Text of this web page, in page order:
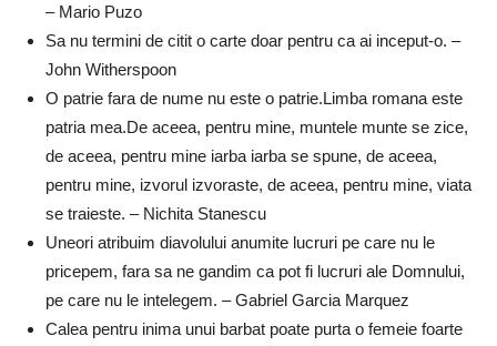
– Mario Puzo
Sa nu termini de citit o carte doar pentru ca ai inceput-o. –
John Witherspoon
O patrie fara de nume nu este o patrie.Limba romana este
patria mea.De aceea, pentru mine, muntele munte se zice,
de aceea, pentru mine iarba iarba se spune, de aceea,
pentru mine, izvorul izvoraste, de aceea, pentru mine, viata
se traieste. – Nichita Stanescu
Uneori atribuim diavolului anumite lucruri pe care nu le
pricepem, fara sa ne gandim ca pot fi lucruri ale Domnului,
pe care nu le intelegem. – Gabriel Garcia Marquez
Calea pentru inima unui barbat poate purta o femeie foarte